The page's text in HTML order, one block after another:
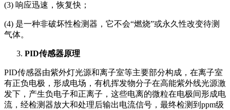
(3) 响应迅速，恢复快；
(4) 是一种非破坏性检测器，它不会“燃烧”或永久性改变待测
气体。
PID传感器原理
PID传感器由紫外灯光源和离子室等主要部分构成，在离子室
有正负电极，形成电场，有机挥发物分子在高能紫外线光源激
发下，产生负电子和正离子，这些电离的微粒在电极间形成电
流，经检测器放大和处理后输出电流信号，最终检测到ppm级